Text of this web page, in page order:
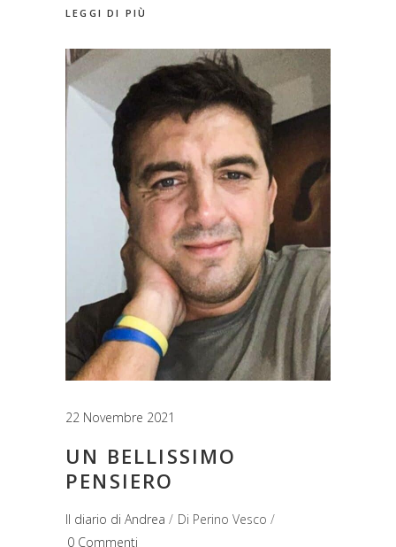
LEGGI DI PIÙ
22 Novembre 2021
UN BELLISSIMO
PENSIERO
Il diario di Andrea Di Perino Vesco
0 Commenti